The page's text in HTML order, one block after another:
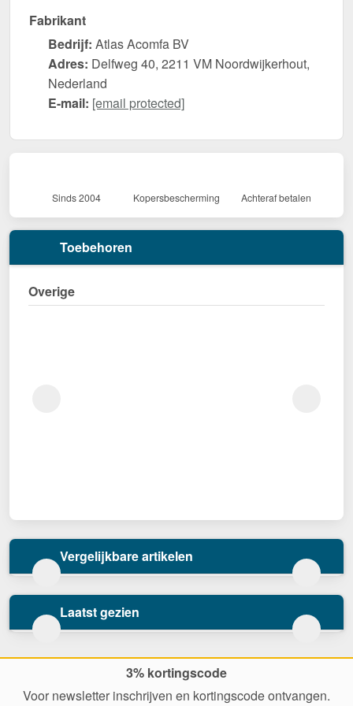
Fabrikant
Bedrijf: Atlas Acomfa BV
Adres: Delfweg 40, 2211 VM Noordwijkerhout,
Nederland
E-mail: [email protected]
Sinds 2004 Kopersbescherming Achteraf betalen
Toebehoren
Overige
Vergelijkbare artikelen
Laatst gezien
3% kortingscode
Voor newsletter inschrijven en kortingscode ontvangen.